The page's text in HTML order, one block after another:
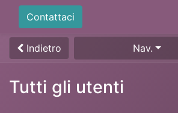
Contattaci
Indietro Nav.
Tutti gli utenti